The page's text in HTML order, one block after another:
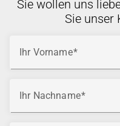
Sie wollen uns
Sie unser
Ihr Vorname
Ihr Nachname